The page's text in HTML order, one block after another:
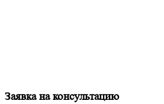
Заявка на консультацию